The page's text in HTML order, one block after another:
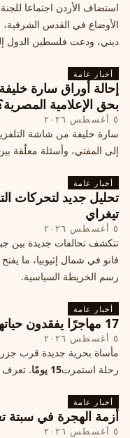
استضاف الأردن اجتماعا للجنة
الأوضاع في القدس
ديني، ودعت فلسطين الدول
أخبار عامة
إحالة أوراق سارة
بحق الإعلامية
٥ أغسطس ٢٠٢٦
سارة خليفة من شاشة
إلى المفتي، وأسئلة معلّقة
أخبار عامة
تحليل جديد لتحركات
تيغراي
٥ أغسطس ٢٠٢٦
تتكشف تحالفات جديدة بين
فانو في شمال إثيوبيا، ما
رسم الخريطة السياسية.
أخبار عامة
17 مهاجرًا يفقدون حياتهم في مأساة بحرية قرب إسبانيا
٥ أغسطس ٢٠٢٦
مأساة بحرية جديدة قرب جزر
رحلة استمرت15 يومًا . تعرف
أخبار عامة
أزمة الهجرة في سبتة
٥ أغسطس ٢٠٢٦